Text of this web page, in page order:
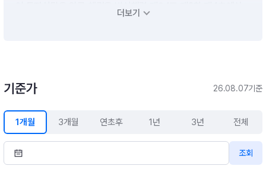
이 투자신탁은 외국 채권을 법시행령 제94조 제2항 제4호에서
규정하는 주된 투자대상자산으로하되, 해외 주식관련 자산에도
신탁은 액티브상장지수펀드로서 비교지수인 “S&P500 and Sh
ort-Term Treasury 50/50 Blend Index”는 “S&P500 Inde
x”와 “S&P U.S. Ultra Short Treasury Bill & Bond Total retur
n Index”를 하부지수로 구성한 혼합지수입니다. 따라서, 주식관
련 자산의 경우 “S&P500 Index” 구성종목에 주로 투자하며, 채
권관련 자산의 경우 아래 세부 운용전략을 통해 미국 국채와 미국
달러(USD)표시 회사채 및 KP(Korean Paper)물 등에 투자하여
더보기
기준가 26.08.07기준
1개월 3개월 연초후 1년 3년 전체
조회